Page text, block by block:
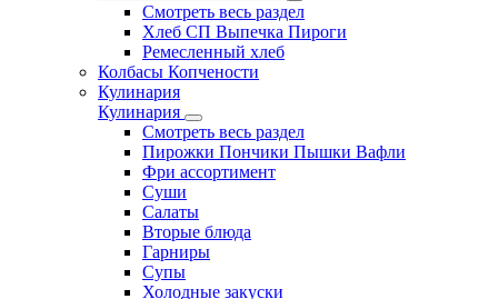
Смотреть весь раздел
Хлеб СП Выпечка Пироги
Ремесленный хлеб
Колбасы Копчености
Кулинария
Кулинария
Смотреть весь раздел
Пирожки Пончики Пышки Вафли
Фри ассортимент
Суши
Салаты
Вторые блюда
Гарниры
Супы
Холодные закуски